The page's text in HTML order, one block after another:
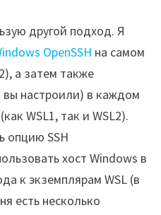
другой подход. Я
OpenSSH на самом
а затем также
вы настроили) в каждом
WSL1, так и WSL2).
опцию SSH
хост Windows в
к экземплярам WSL (в
есть несколько